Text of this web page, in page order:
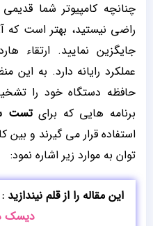
راضی نیستید، بهتر است که
جایگزین نمایید. ارتقاء
عملکرد رایانه دارد. به این
حافظه دستگاه خود را
برنامه هایی که برایتست
استفاده قرار می گیرند و
توان به موارد زیر اشاره نمود:
این مقاله را از قلم نیندازید :
دیسک